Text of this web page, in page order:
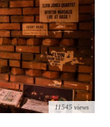
11545 views